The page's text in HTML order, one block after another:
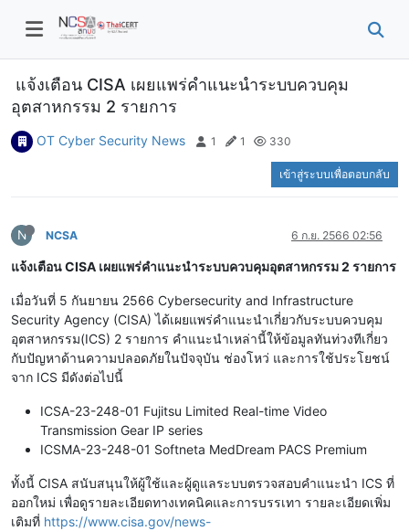
แจ้งเตือน CISA เผยแพร่คำแนะนำระบบควบคุม
อุตสาหกรรม 2 รายการ
OT Cyber Security News 1 1 330
เข้าสู่ระบบเพื่อตอบกลับ
N NCSA 6 ก.ย. 2566 02:56
แจ้งเตือน CISA เผยแพร่คำแนะนำระบบควบคุมอุตสาหกรรม 2 รายการ
เมื่อวันที่ 5 กันยายน 2566 Cybersecurity and Infrastructure
Security Agency (CISA) ได้เผยแพร่คำแนะนำเกี่ยวกับระบบควบคุม
อุตสาหกรรม(ICS) 2 รายการ คำแนะนำเหล่านี้ให้ข้อมูลทันท่วงทีเกี่ยว
กับปัญหาด้านความปลอดภัยในปัจจุบัน ช่องโหว่ และการใช้ประโยชน์
จาก ICS มีดังต่อไปนี้
ICSA-23-248-01 Fujitsu Limited Real-time Video
Transmission Gear IP series
ICSMA-23-248-01 Softneta MedDream PACS Premium
ทั้งนี้ CISA สนับสนุนให้ผู้ใช้และผู้ดูแลระบบตรวจสอบคำแนะนำ ICS ที่
ออกใหม่ เพื่อดูรายละเอียดทางเทคนิคและการบรรเทา รายละเอียดเพิ่ม
เติมที่ https://www.cisa.gov/news-